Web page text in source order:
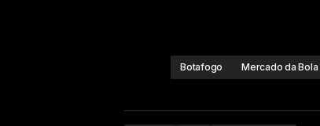
Botafogo Mercado da Bola